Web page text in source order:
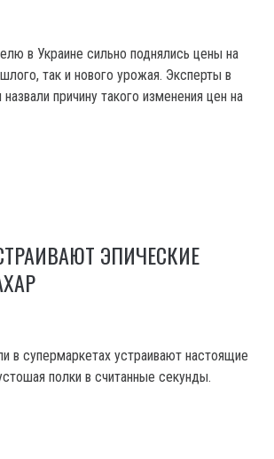
в Украине сильно поднялись цены на
так и нового урожая. Эксперты в
причину такого изменения цен на
ЭПИЧЕСКИЕ
в супермаркетах устраивают настоящие
полки в считанные секунды.